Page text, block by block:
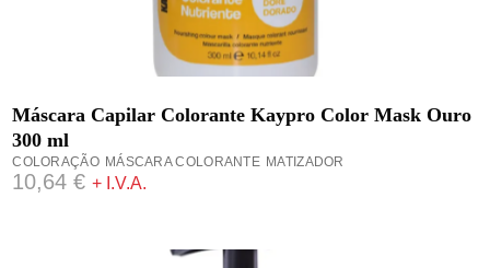
COLORAÇÃO MÁSCARA COLORANTE MATIZADOR
10,64€ + I.V.A.
Máscara Capilar Colorante Kaypro Color Mask Ouro
300 ml